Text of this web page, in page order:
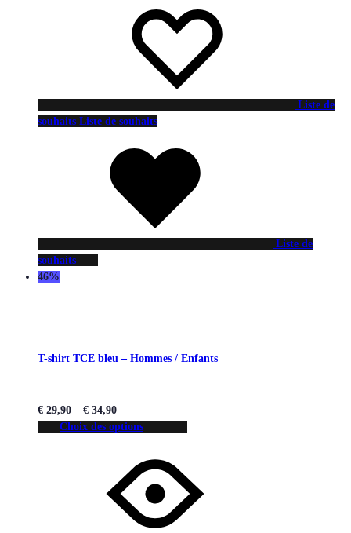
Liste de
souhaits Liste de souhaits
Liste de
souhaits
46%
T-shirt TCE bleu – Hommes / Enfants
€ 29,90 – € 34,90
Choix des options